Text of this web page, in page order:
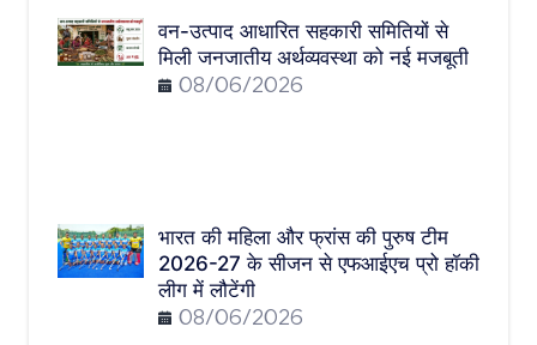
वन-उत्पाद आधारित सहकारी समितियों से
मिली जनजातीय अर्थव्यवस्था को नई मजबूती
08/06/2026
भारत की महिला और फ्रांस की पुरुष टीम
2026-27 के सीजन से एफआईएच प्रो हॉकी
लीग में लौटेंगी
08/06/2026